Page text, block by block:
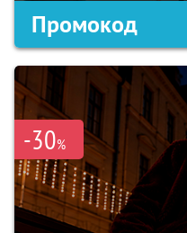
Промокод
-30%